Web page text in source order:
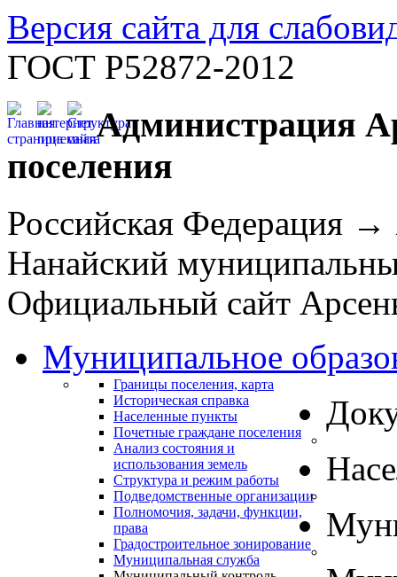
Версия сайта для
ГОСТ Р52872-2012
Администрация
поселения
Российская Федерация
Нанайский
Официальный сайт
Муниципальное
Границы поселения, карта
Историческая справка
Населенные пункты
Почетные граждане поселения
Анализ состояния и
использования земель
Структура и режим работы
Подведомственные организации
Полномочия, задачи, функции,
права
Градостроительное зонирование
Муниципальная служба